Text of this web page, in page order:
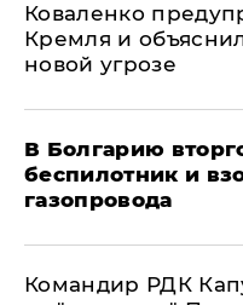
Коваленко
Кремля и
новой угрозе
В Болгарию
беспилотник и
газопровода
Командир РДК